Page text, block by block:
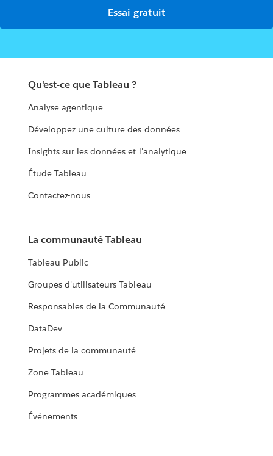
Essai gratuit
Qu'est-ce que Tableau ?
Analyse agentique
Développez une culture des données
Insights sur les données et l'analytique
Étude Tableau
Contactez-nous
La communauté Tableau
Tableau Public
Groupes d'utilisateurs Tableau
Responsables de la Communauté
DataDev
Projets de la communauté
Zone Tableau
Programmes académiques
Événements